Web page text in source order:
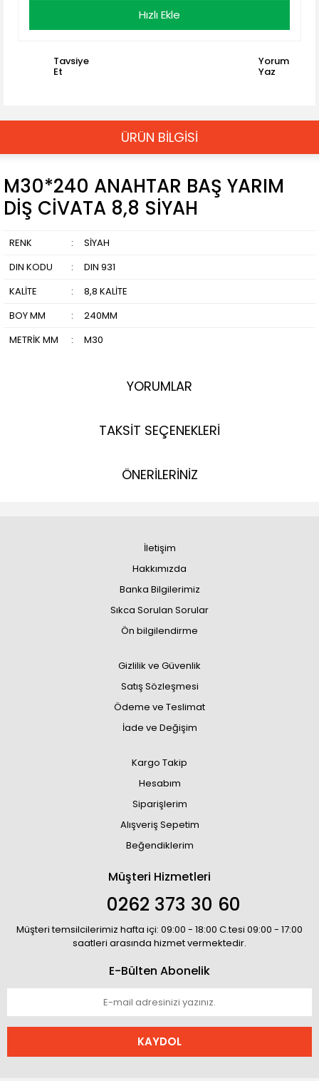
Hızlı Ekle
Tavsiye
Et
Yorum
Yaz
ÜRÜN BİLGİSİ
M30*240 ANAHTAR BAŞ YARIM
DİŞ CİVATA 8,8 SİYAH
RENK :
SİYAH
DIN KODU
:
DIN 931
KALİTE
:
8,8 KALİTE
BOY MM
:
240MM
METRİK MM
: M30
YORUMLAR
TAKSİT SEÇENEKLERİ
ÖNERİLERİNİZ
İletişim
Hakkımızda
Banka Bilgilerimiz
Sıkca Sorulan Sorular
Ön bilgilendirme
Gizlilik ve Güvenlik
Satış Sözleşmesi
Ödeme ve Teslimat
İade ve Değişim
Kargo Takip
Hesabım
Siparişlerim
Alışveriş Sepetim
Beğendiklerim
Müşteri Hizmetleri
0262 373 30 60
Müşteri temsilcilerimiz hafta içi: 09:00 - 18:00 C.tesi 09:00 - 17:00
saatleri arasında hizmet vermektedir.
E-Bülten Abonelik
KAYDOL